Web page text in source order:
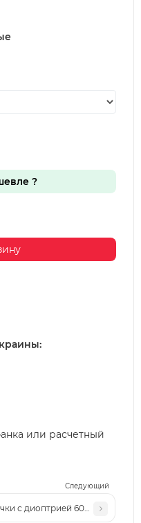
Следующий
с диоптрией 601 серо-
?
или расчетный